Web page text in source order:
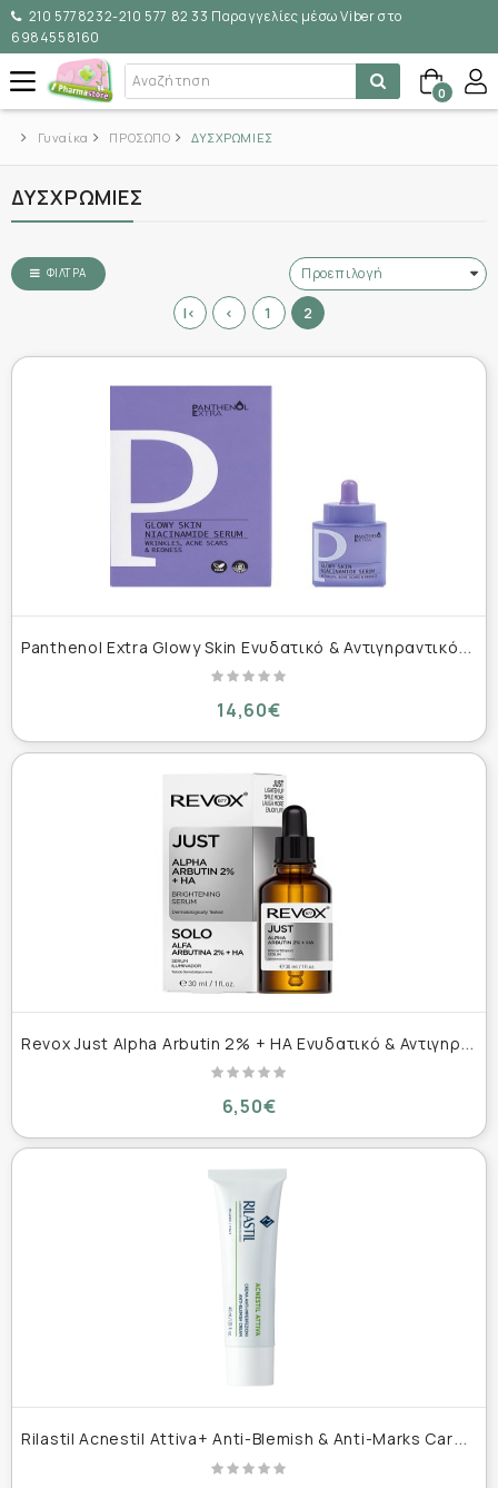
210 5778232-210 577 82 33 Παραγγελίες μέσω Viber στο
6984558160
0
Γυναίκα ΠΡΟΣΩΠΟ ΔΥΣΧΡΩΜΙΕΣ
ΔΥΣΧΡΩΜΙΕΣ
ΦΊΛΤΡΑ
|< < 1 2
P
anthenol Extra Glowy Skin Ενυδατικό & Αντιγηραντικό Serum Προσώπου με Νιασιναμίδη & Υαλουρονικό Οξύ για Ακμή 30ml
14,60€
R
evox Just Alpha Arbutin 2% + HA Ενυδατικό & Αντιγηραντικό Serum Προσώπου με Υαλουρονικό Οξύ για Αποτοξίνωση & Λάμψη 30ml
6,50€
R
ilastil Acnestil Attiva+ Anti-Blemish & Anti-Marks Care 40ml